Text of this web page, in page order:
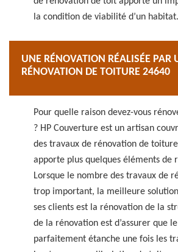
la condition de viabilité d’un habitat.
UNE RÉNOVATION RÉALISÉE PAR
RÉNOVATION DE TOITURE 24640
Pour quelle raison devez-vous
? HP Couverture est un artisan
des travaux de rénovation de
apporte plus quelques éléments de
Lorsque le nombre des travaux de
trop important, la meilleure solution
ses clients est la rénovation de la
de la rénovation est d’assurer que
parfaitement étanche une fois les